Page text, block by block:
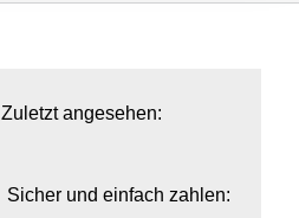
Zuletzt angesehen:
Sicher und einfach zahlen: